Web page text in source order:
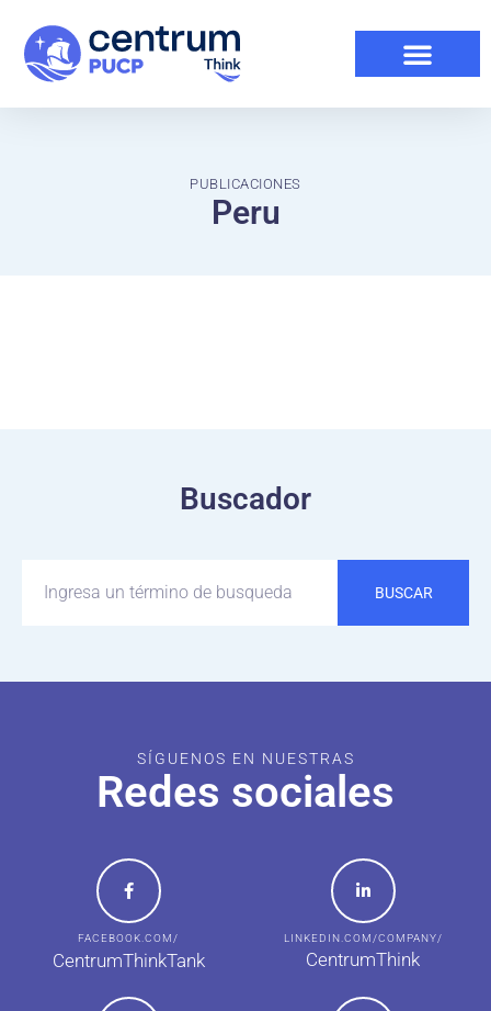
PUBLICACIONES
Peru
Buscador
BUSCAR
SÍGUENOS EN NUESTRAS
Redes sociales
FACEBOOK.COM/
CentrumThinkTank
LINKEDIN.COM/COMPANY/
CentrumThink